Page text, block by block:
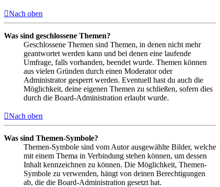
Nach oben
Was sind geschlossene Themen?
Geschlossene Themen sind Themen, in denen nicht mehr
geantwortet werden kann und bei denen eine laufende
Umfrage, falls vorhanden, beendet wurde. Themen können
aus vielen Gründen durch einen Moderator oder
Administrator gesperrt werden. Eventuell hast du auch die
Möglichkeit, deine eigenen Themen zu schließen, sofern dies
durch die Board-Administration erlaubt wurde.
Nach oben
Was sind Themen-Symbole?
Themen-Symbole sind vom Autor ausgewählte Bilder, welche
mit einem Thema in Verbindung stehen können, um dessen
Inhalt kennzeichnen zu können. Die Möglichkeit, Themen-
Symbole zu verwenden, hängt von deinen Berechtigungen
ab, die die Board-Administration gesetzt hat.